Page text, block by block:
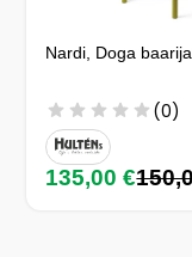
Nardi, Doga
(0)
135,00 €